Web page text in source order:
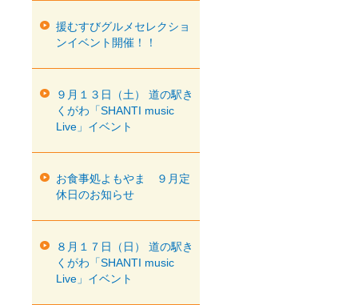
援むすびグルメセレクショ
ンイベント開催！！
９月１３日（土） 道の駅き
くがわ「SHANTI music
Live」イベント
お食事処よもやま ９月定
休日のお知らせ
８月１７日（日） 道の駅き
くがわ「SHANTI music
Live」イベント